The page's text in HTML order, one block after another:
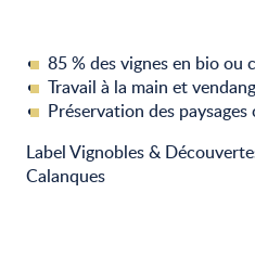
85 % des vignes en bio ou
Travail à la main et
Préservation des
Label Vignobles &
Calanques